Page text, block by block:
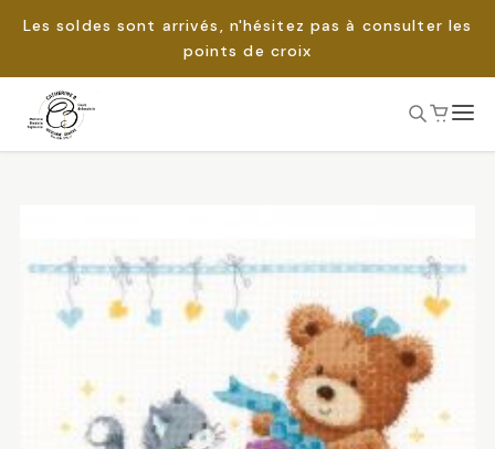
Les soldes sont arrivés, n'hésitez pas à consulter les
points de croix
Passer